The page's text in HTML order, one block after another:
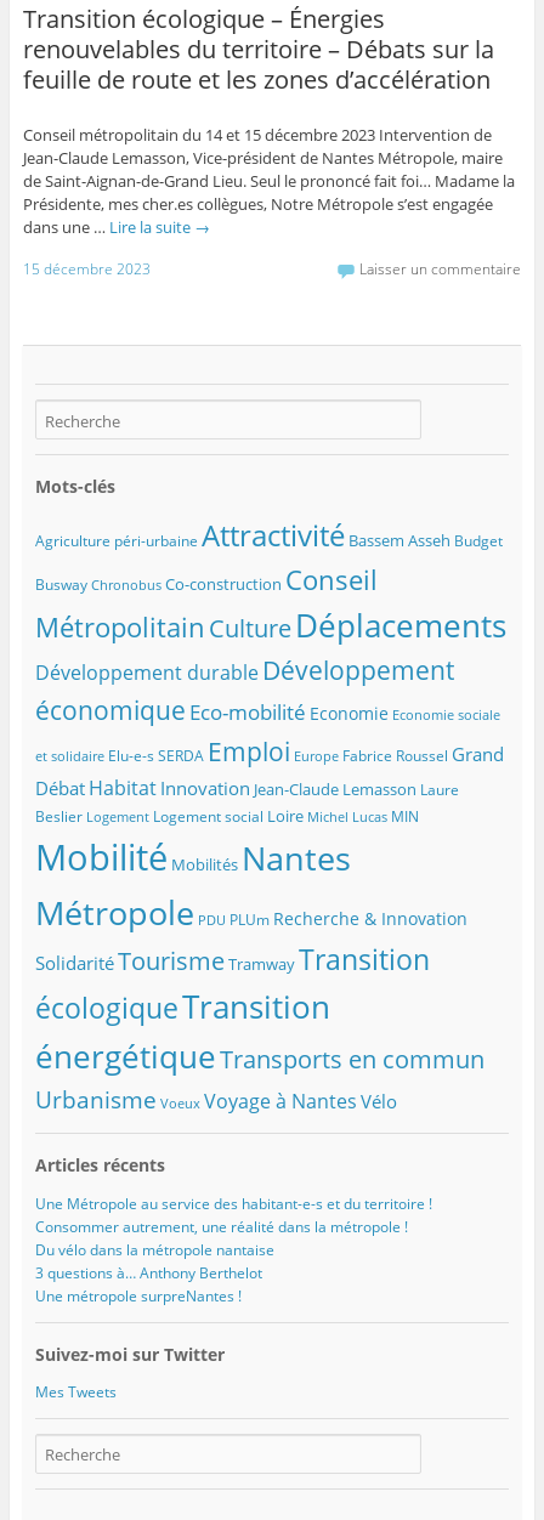
Transition écologique – Énergies
renouvelables du territoire – Débats sur la
feuille de route et les zones d’accélération
Conseil métropolitain du 14 et 15 décembre 2023 Intervention de
Jean-Claude Lemasson, Vice-président de Nantes Métropole, maire
de Saint-Aignan-de-Grand Lieu. Seul le prononcé fait foi… Madame la
Présidente, mes cher.es collègues, Notre Métropole s’est engagée
dans une … Lire la suite →
15 décembre 2023 Laisser un commentaire
Mots-clés
Agriculture péri-urbaine Attractivité Bassem Asseh Budget
Busway Chronobus Co-construction Conseil
Métropolitain CultureDéplacements
Développement durable Développement
économique Eco-mobilité Economie Economie sociale
et solidaire Elu-e-s SERDA Emploi Europe Fabrice Roussel Grand
Débat Habitat Innovation Jean-Claude Lemasson Laure
Beslier Logement Logement social Loire Michel Lucas MIN
Mobilité Mobilités Nantes
Métropole PDU PLUm Recherche & Innovation
SolidaritéTourismeTramwayTransition
écologiqueTransition
énergétiqueTransports en commun
Urbanisme Voeux Voyage à Nantes Vélo
Articles récents
Une Métropole au service des habitant-e-s et du territoire !
Consommer autrement, une réalité dans la métropole !
Du vélo dans la métropole nantaise
3 questions à… Anthony Berthelot
Une métropole surpreNantes !
Suivez-moi sur Twitter
Mes Tweets